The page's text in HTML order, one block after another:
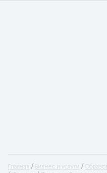
Главная Бизнес и услуги